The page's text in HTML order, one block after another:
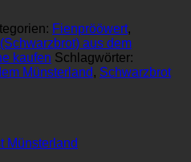
Fienprööwert,
aus dem
kaufen Schlagwörter:
Münsterland, Schwarzbrot